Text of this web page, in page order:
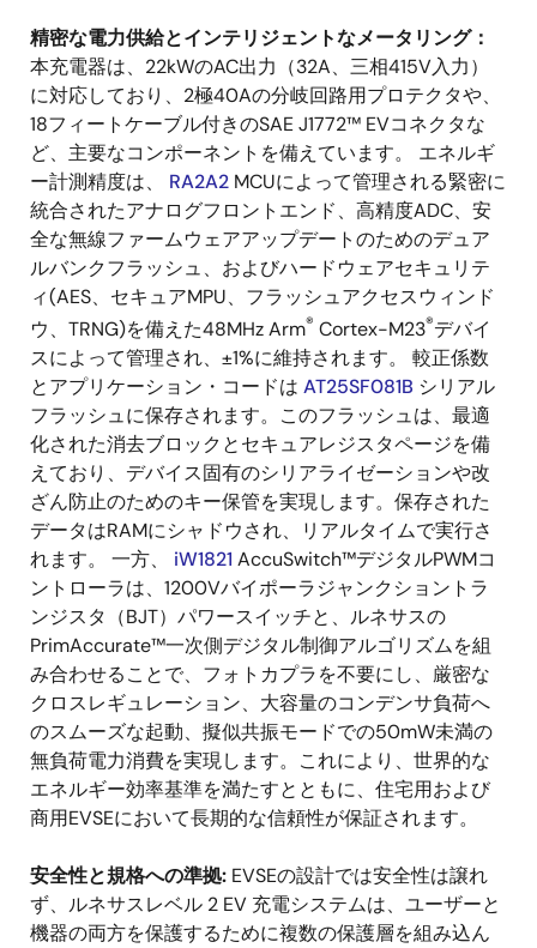
精密な電力供給とインテリジェントなメータリング：
本充電器は、22kWのAC出力（32A、三相415V入力）
に対応しており、2極40Aの分岐回路用プロテクタや、
18フィートケーブル付きのSAE J1772™ EVコネクタな
ど、主要なコンポーネントを備えています。 エネルギ
ー計測精度は、 RA2A2 MCUによって管理される緊密に
統合されたアナログフロントエンド、高精度ADC、安
全な無線ファームウェアアップデートのためのデュア
ルバンクフラッシュ、およびハードウェアセキュリテ
ィ(AES、セキュアMPU、フラッシュアクセスウィンド
ウ、TRNG)を備えた48MHz Arm® Cortex-M23®デバイ
スによって管理され、±1%に維持されます。 較正係数
とアプリケーション・コードは AT25SF081B シリアル
フラッシュに保存されます。このフラッシュは、最適
化された消去ブロックとセキュアレジスタページを備
えており、デバイス固有のシリアライゼーションや改
ざん防止のためのキー保管を実現します。保存された
データはRAMにシャドウされ、リアルタイムで実行さ
れます。 一方、 iW1821 AccuSwitch™デジタルPWMコ
ントローラは、1200Vバイポーラジャンクショントラ
ンジスタ（BJT）パワースイッチと、ルネサスの
PrimAccurate™一次側デジタル制御アルゴリズムを組
み合わせることで、フォトカプラを不要にし、厳密な
クロスレギュレーション、大容量のコンデンサ負荷へ
のスムーズな起動、擬似共振モードでの50mW未満の
無負荷電力消費を実現します。これにより、世界的な
エネルギー効率基準を満たすとともに、住宅用および
商用EVSEにおいて長期的な信頼性が保証されます。
安全性と規格への準拠: EVSEの設計では安全性は譲れ
ず、ルネサスレベル 2 EV 充電システムは、ユーザーと
機器の両方を保護するために複数の保護層を組み込ん